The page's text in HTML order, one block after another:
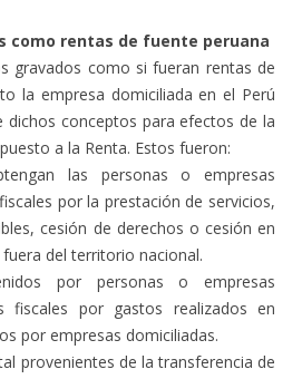
como rentas de fuente peruana
gravados como si fueran rentas de
la empresa domiciliada en el Perú
dichos conceptos para efectos de la
a la Renta. Estos fueron:
las personas o empresas
por la prestación de servicios,
cesión de derechos o cesión en
del territorio nacional.
por personas o empresas
fiscales por gastos realizados en
por empresas domiciliadas.
provenientes de la transferencia de